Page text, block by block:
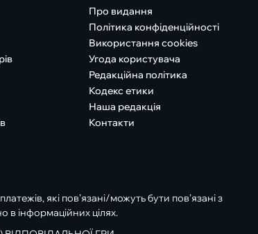
Про видання
Політика конфіденційності
Використання cookies
Угода користувача
Редакційна політика
Кодекс етики
Наша редакція
Контакти
які пов’язані/можуть бути пов’язані з
в інформаційних цілях.